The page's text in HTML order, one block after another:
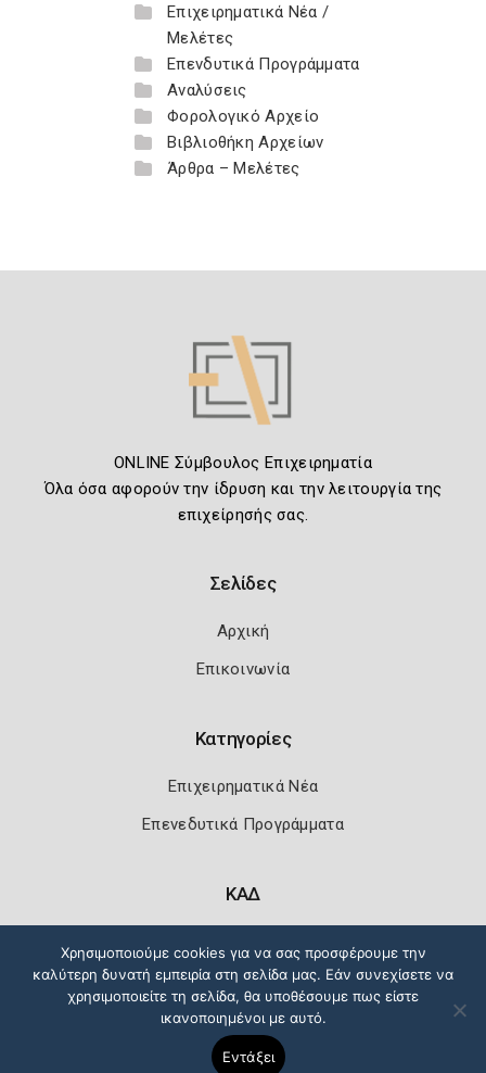
Επιχειρηματικά Νέα /
Μελέτες
Επενδυτικά Προγράμματα
Αναλύσεις
Φορολογικό Αρχείο
Βιβλιοθήκη Αρχείων
Άρθρα – Μελέτες
ONLINE Σύμβουλος Επιχειρηματία
Όλα όσα αφορούν την ίδρυση και την λειτουργία της
επιχείρησής σας.
Σελίδες
Αρχική
Επικοινωνία
Κατηγορίες
Επιχειρηματικά Νέα
Επενεδυτικά Προγράμματα
ΚΑΔ
Πολιτική Ασφάλειας Όροι Χρήσης
Χρησιμοποιούμε cookies για να σας προσφέρουμε την
καλύτερη δυνατή εμπειρία στη σελίδα μας. Εάν συνεχίσετε να
χρησιμοποιείτε τη σελίδα, θα υποθέσουμε πως είστε
ικανοποιημένοι με αυτό.
Εντάξει